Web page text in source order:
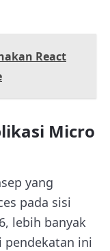
React
Micro
yang
pada sisi
lebih banyak
pendekatan ini